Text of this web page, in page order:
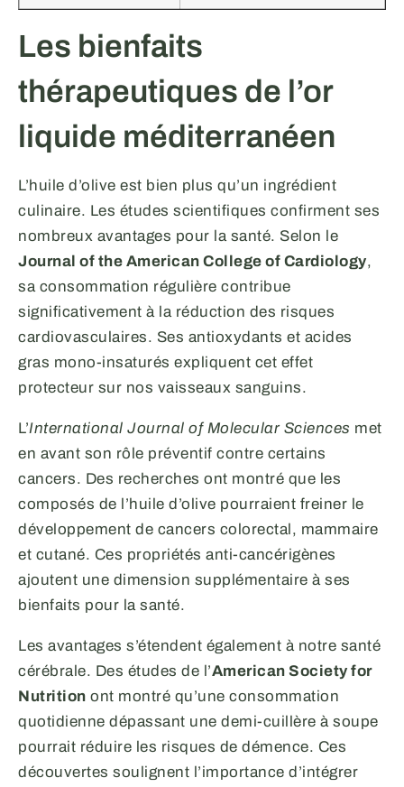
Les bienfaits
thérapeutiques de l’or
liquide méditerranéen
L’huile d’olive est bien plus qu’un ingrédient
culinaire. Les études scientifiques confirment ses
nombreux avantages pour la santé. Selon le
Journal of the American College of Cardiology,
sa consommation régulière contribue
significativement à la réduction des risques
cardiovasculaires. Ses antioxydants et acides
gras mono-insaturés expliquent cet effet
protecteur sur nos vaisseaux sanguins.
L’International Journal of Molecular Sciences met
en avant son rôle préventif contre certains
cancers. Des recherches ont montré que les
composés de l’huile d’olive pourraient freiner le
développement de cancers colorectal, mammaire
et cutané. Ces propriétés anti-cancérigènes
ajoutent une dimension supplémentaire à ses
bienfaits pour la santé.
Les avantages s’étendent également à notre santé
cérébrale. Des études de l’American Society for
Nutrition ont montré qu’une consommation
quotidienne dépassant une demi-cuillère à soupe
pourrait réduire les risques de démence. Ces
découvertes soulignent l’importance d’intégrer